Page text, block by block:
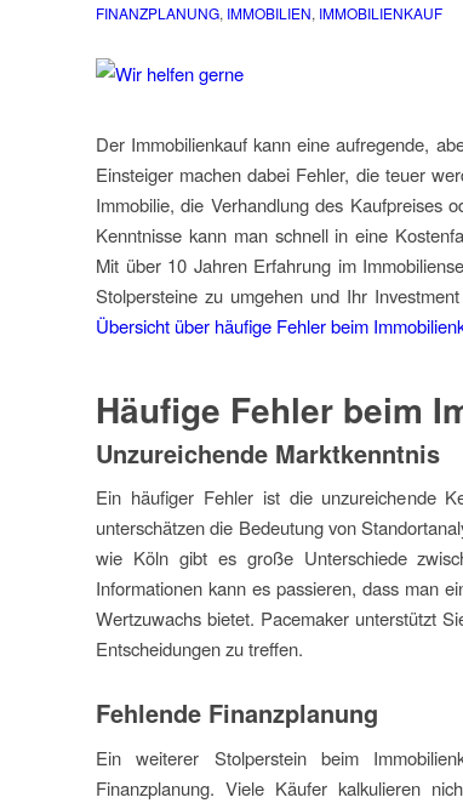
FINANZPLANUNG, IMMOBILIEN, IMMOBILIENKAUF
Der Immobilienkauf kann eine aufregende,
Einsteiger machen dabei Fehler, die teuer
Immobilie, die Verhandlung des Kaufpreises
Kenntnisse kann man schnell in eine
Mit über 10 Jahren Erfahrung im
Stolpersteine zu umgehen und Ihr
Übersicht über häufige Fehler beim
Häufige Fehler beim
Unzureichende Marktkenntnis
Ein häufiger Fehler ist die unzureichende
unterschätzen die Bedeutung von
wie Köln gibt es große Unterschiede
Informationen kann es passieren, dass man
Wertzuwachs bietet. Pacemaker unterstützt
Entscheidungen zu treffen.
Fehlende Finanzplanung
Ein weiterer Stolperstein beim
Finanzplanung. Viele Käufer kalkulieren